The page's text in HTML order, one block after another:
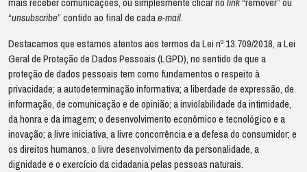
“unsubscribe” contido ao final de cadae-mail.
Destacamos que estamos atentos aos termos da Lei nº 13.709/2018, a Lei
Geral de Proteção de Dados Pessoais (LGPD), no sentido de que a
proteção de dados pessoais tem como fundamentos o respeito à
privacidade; a autodeterminação informativa; a liberdade de expressão, de
informação, de comunicação e de opinião; a inviolabilidade da intimidade,
da honra e da imagem; o desenvolvimento econômico e tecnológico e a
inovação; a livre iniciativa, a livre concorrência e a defesa do consumidor; e
os direitos humanos, o livre desenvolvimento da personalidade, a
dignidade e o exercício da cidadania pelas pessoas naturais.